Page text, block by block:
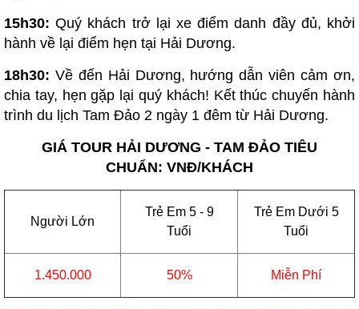
15h30: Quý khách trở lại xe điểm danh đầy đủ, khởi
hành về lại điểm hẹn tại Hải Dương.
18h30: Về đến Hải Dương, hướng dẫn viên cảm ơn,
chia tay, hẹn gặp lại quý khách! Kết thúc chuyến hành
trình du lịch Tam Đảo 2 ngày 1 đêm từ Hải Dương.
GIÁ TOUR HẢI DƯƠNG - TAM ĐẢO TIÊU
CHUẨN: VNĐ/KHÁCH
Người Lớn
Trẻ Em 5 - 9
Tuổi
Trẻ Em Dưới 5
Tuổi
1.450.000 50% Miễn Phí